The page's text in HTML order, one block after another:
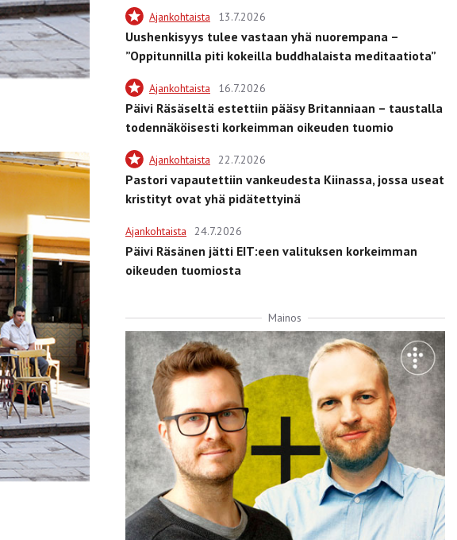
Ajankohtaista 13.7.2026
Uushenkisyys tulee vastaan yhä nuorempana –
”Oppitunnilla piti kokeilla buddhalaista meditaatiota”
Ajankohtaista 16.7.2026
Päivi Räsäseltä estettiin pääsy Britanniaan – taustalla
todennäköisesti korkeimman oikeuden tuomio
Ajankohtaista 22.7.2026
Pastori vapautettiin vankeudesta Kiinassa, jossa useat
kristityt ovat yhä pidätettyinä
Ajankohtaista 24.7.2026
Päivi Räsänen jätti EIT:een valituksen korkeimman
oikeuden tuomiosta
Mainos